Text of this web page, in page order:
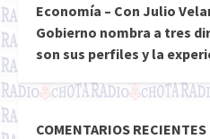
Economía – Con Julio
Gobierno nombra a tres
son sus perfiles y la
COMENTARIOS RECIENTES